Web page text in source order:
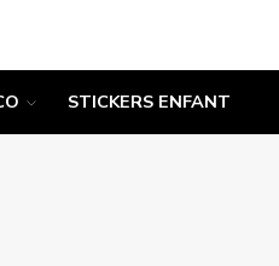
STICKERS ENFANT